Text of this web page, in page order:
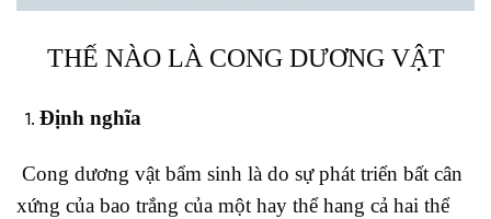
THẾ NÀO LÀ CONG DƯƠNG VẬT
Định nghĩa
Cong dương vật bẩm sinh là do sự phát triển bất cân
xứng của bao trắng của một hay thể hang cả hai thể